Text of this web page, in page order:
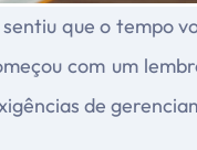
sentiu que o tempo
com um
de